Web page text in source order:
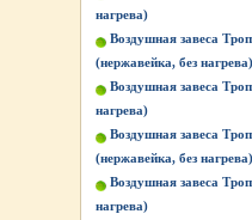
нагрева)
Воздушная завеса
(нержавейка, без нагрева)
Воздушная завеса
нагрева)
Воздушная завеса
(нержавейка, без нагрева)
Воздушная завеса
нагрева)